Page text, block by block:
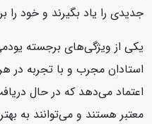
جدیدی را یاد بگیرند و خود را
یکی از ویژگی‌های برجسته
استادان مجرب و با تجربه در
اعتماد می‌دهد که در حال
معتبر هستند و می‌توانند به